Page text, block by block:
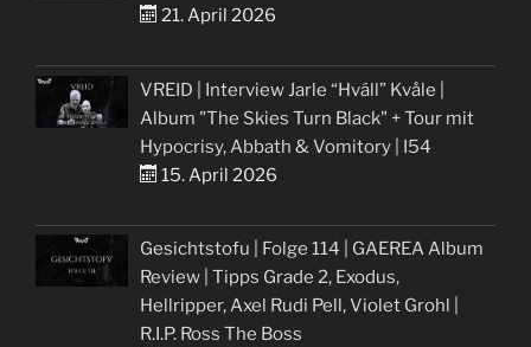
21. April 2026
VREID | Interview Jarle “Hváll” Kvåle |
Album "The Skies Turn Black" + Tour mit
Hypocrisy, Abbath & Vomitory | I54
15. April 2026
Gesichtstofu | Folge 114 | GAEREA Album
Review | Tipps Grade 2, Exodus,
Hellripper, Axel Rudi Pell, Violet Grohl |
R.I.P. Ross The Boss